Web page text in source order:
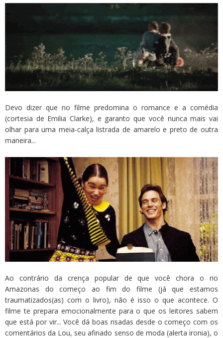
Devo dizer que no filme predomina o romance e a comédia
(cortesia de Emilia Clarke), e garanto que você nunca mais vai
olhar para uma meia-calça listrada de amarelo e preto de outra
maneira...
Ao contrário da crença popular de que você chora o rio
Amazonas do começo ao fim do filme (já que estamos
traumatizados(as) com o livro), não é isso o que acontece. O
filme te prepara emocionalmente para o que os leitores sabem
que está por vir... Você dá boas risadas desde o começo com os
comentários da Lou, seu afinado senso de moda (alerta ironia), o